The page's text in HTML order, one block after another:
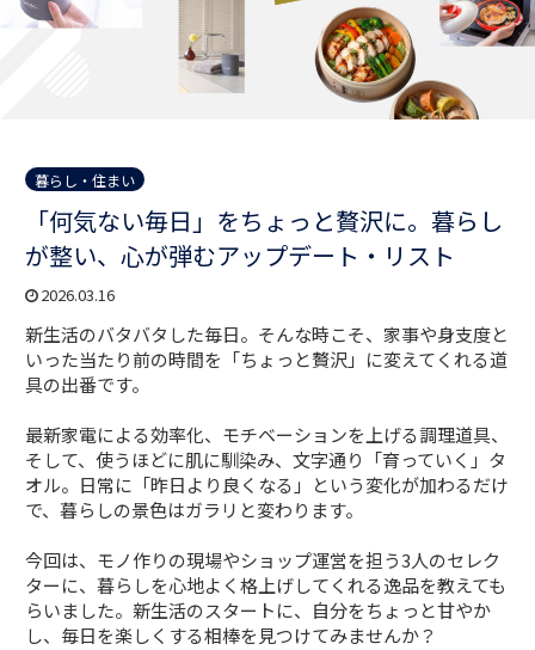
暮らし・住まい
「何気ない毎日」をちょっと贅沢に。暮らし
が整い、心が弾むアップデート・リスト
2026.03.16
新生活のバタバタした毎日。そんな時こそ、家事や身支度と
いった当たり前の時間を「ちょっと贅沢」に変えてくれる道
具の出番です。
最新家電による効率化、モチベーションを上げる調理道具、
そして、使うほどに肌に馴染み、文字通り「育っていく」タ
オル。日常に「昨日より良くなる」という変化が加わるだけ
で、暮らしの景色はガラリと変わります。
今回は、モノ作りの現場やショップ運営を担う3人のセレク
ターに、暮らしを心地よく格上げしてくれる逸品を教えても
らいました。新生活のスタートに、自分をちょっと甘やか
し、毎日を楽しくする相棒を見つけてみませんか？